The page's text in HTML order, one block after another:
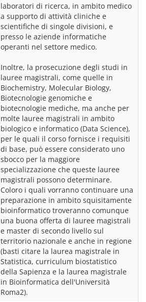
laboratori di ricerca, in ambito medico
a supporto di attività cliniche e
scientifiche di singole divisioni, e
presso le aziende informatiche
operanti nel settore medico.
Inoltre, la prosecuzione degli studi in
lauree magistrali, come quelle in
Biochemistry, Molecular Biology,
Biotecnologie genomiche e
biotecnologie mediche, ma anche per
molte lauree magistrali in ambito
biologico e informatico (Data Science),
per le quali il corso fornisce i requisiti
di base, può essere considerato uno
sbocco per la maggiore
specializzazione che queste lauree
magistrali possono determinare.
Coloro i quali vorranno continuare una
preparazione in ambito squisitamente
bioinformatico troveranno comunque
una buona offerta di lauree magistrali
e master di secondo livello sul
territorio nazionale e anche in regione
(basti citare la laurea magistrale in
Statistica, curriculum biostatistico
della Sapienza e la laurea magistrale
in Bioinformatica dell'Università